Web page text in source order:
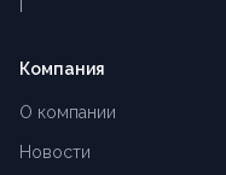
Компания
О компании
Новости